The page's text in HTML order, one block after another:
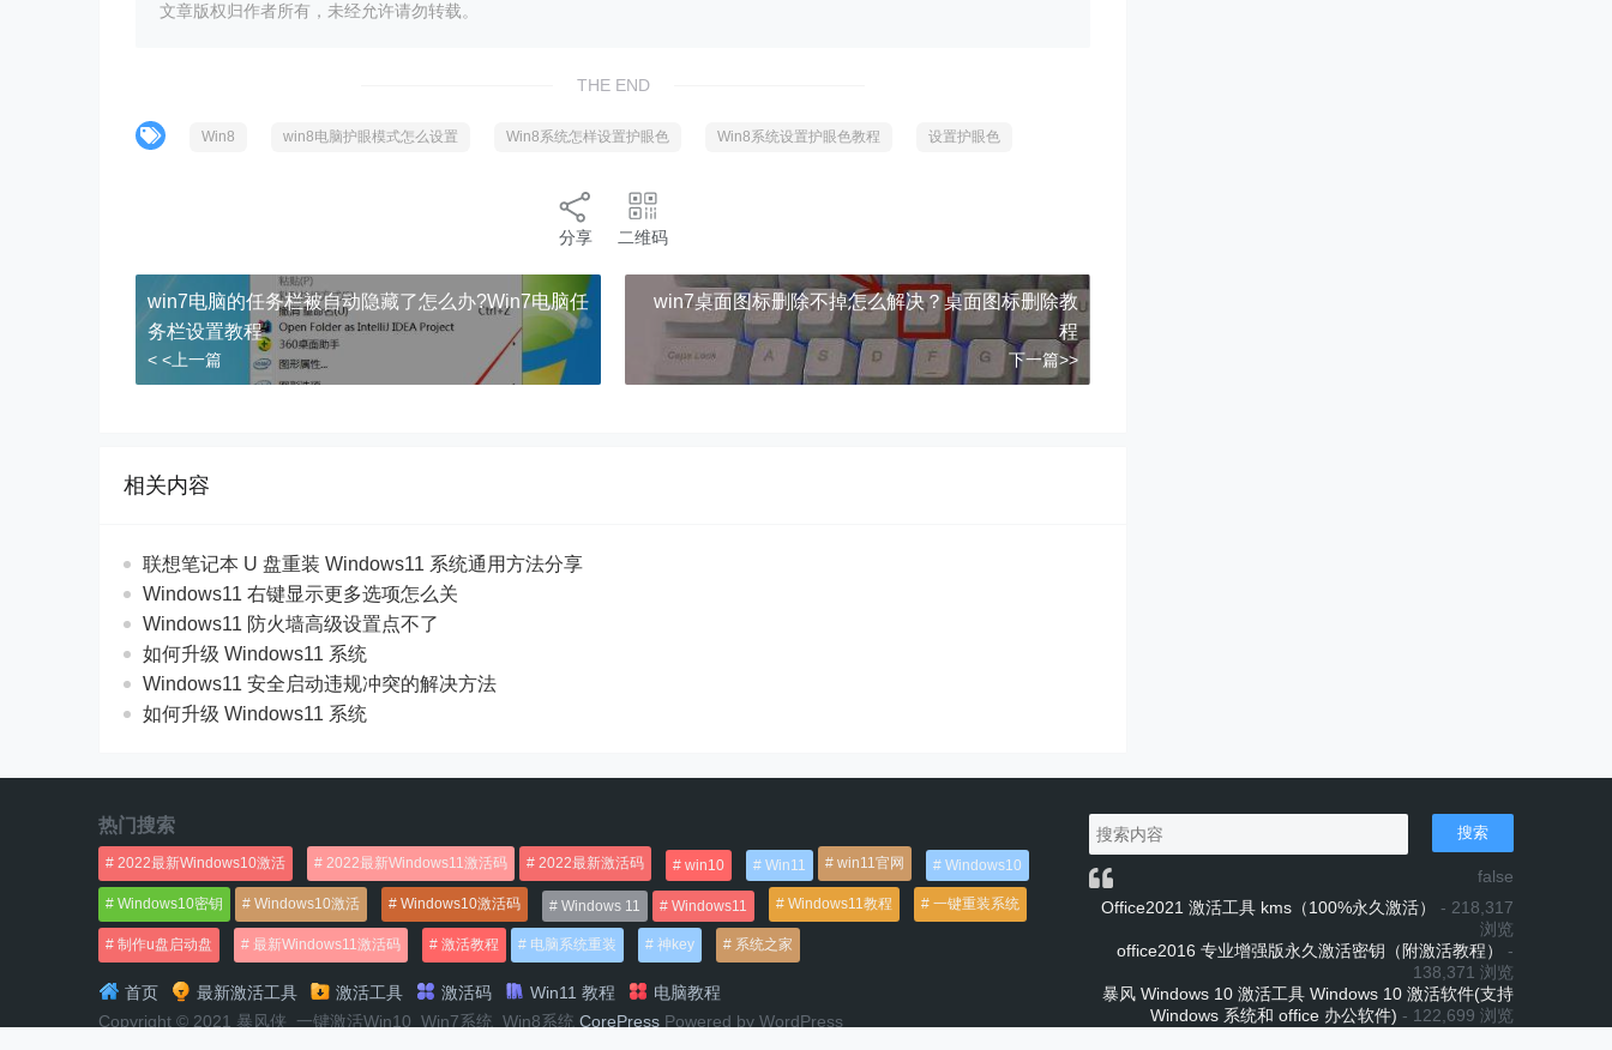
文章版权归作者所有，未经允许请勿转载。
THE END
Win8 win8电脑护眼模式怎么设置 Win8系统怎样设置护眼色 Win8系统设置护眼色教程 设置护眼色
分享 二维码
win7电脑的任务栏被自动隐藏了怎么办?Win7电脑任
务栏设置教程
< <上一篇
win7桌面图标删除不掉怎么解决？桌面图标删除教
程
下一篇>>
相关内容
联想笔记本 U 盘重装 Windows11 系统通用方法分享
Windows11 右键显示更多选项怎么关
Windows11 防火墙高级设置点不了
如何升级 Windows11 系统
Windows11 安全启动违规冲突的解决方法
如何升级 Windows11 系统
热门搜索
2022最新Windows10激活 2022最新Windows11激活码 2022最新激活码 win10 Win11 win11官网 Windows10
Windows10密钥 Windows10激活 Windows10激活码 Windows 11 Windows11 Windows11教程 一键重装系统
制作u盘启动盘 最新Windows11激活码 激活教程 电脑系统重装 神key 系统之家
首页 最新激活工具 激活工具 激活码 Win11 教程
电脑教程
Copyright © 2021 暴风侠_一键激活Win10_Win7系统_Win8系统 CorePress Powered by WordPress
搜索
false
Office2021 激活工具 kms（100%永久激活）
- 218,317
浏览
office2016 专业增强版永久激活密钥（附激活教程）
-
138,371 浏览
暴风 Windows 10 激活工具 Windows 10 激活软件(支持
Windows 系统和 office 办公软件) - 122,699 浏览